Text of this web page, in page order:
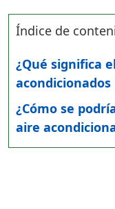
Índice de
¿Qué significa
acondicionados
¿Cómo se
aire